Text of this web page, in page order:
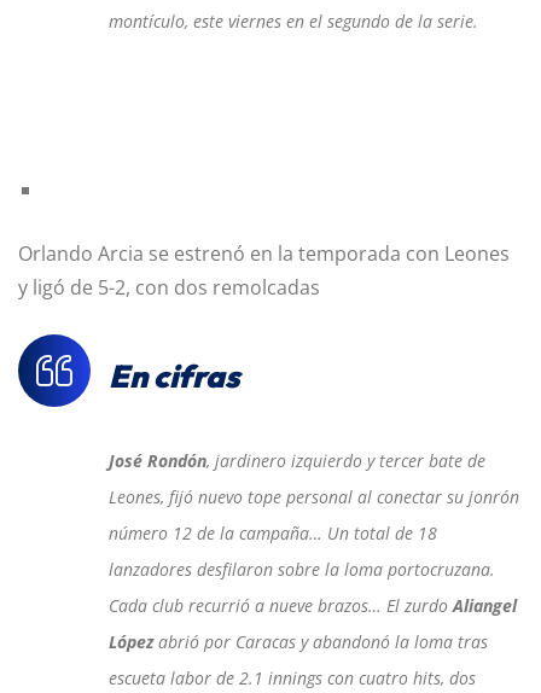
montículo, este viernes en el segundo de la serie.
Orlando Arcia se estrenó en la temporada con Leones
y ligó de 5-2, con dos remolcadas
En cifras
José Rondón, jardinero izquierdo y tercer bate de
Leones, fijó nuevo tope personal al conectar su jonrón
número 12 de la campaña… Un total de 18
lanzadores desfilaron sobre la loma portocruzana.
Cada club recurrió a nueve brazos… El zurdo Aliangel
Lópezabrió por Caracas y abandonó la loma tras
escueta labor de 2.1 innings con cuatro hits, dos